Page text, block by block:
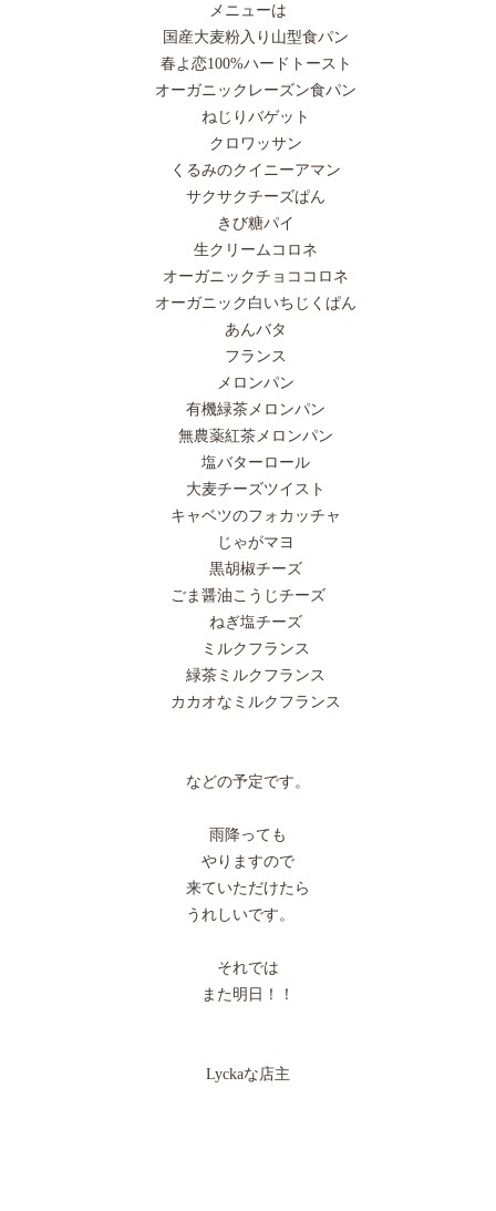
メニューは
国産大麦粉入り山型食パン
春よ恋100%ハードトースト
オーガニックレーズン食パン
ねじりバゲット
クロワッサン
くるみのクイニーアマン
サクサクチーズぱん
きび糖パイ
生クリームコロネ
オーガニックチョココロネ
オーガニック白いちじくぱん
あんバタ
フランス
メロンパン
有機緑茶メロンパン
無農薬紅茶メロンパン
塩バターロール
大麦チーズツイスト
キャベツのフォカッチャ
じゃがマヨ
黒胡椒チーズ
ごま醤油こうじチーズ
ねぎ塩チーズ
ミルクフランス
緑茶ミルクフランス
カカオなミルクフランス
などの予定です。
雨降っても
やりますので
来ていただけたら
うれしいです。
それでは
また明日！！
Lyckaな店主